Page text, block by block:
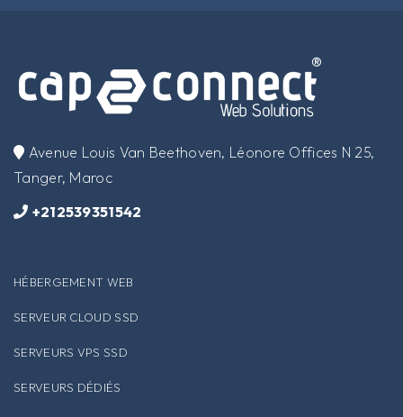
​Avenue Louis Van Beethoven, Léonore Offices N 25,
Tanger, Maroc
+212539351542
HÉBERGEMENT WEB
SERVEUR CLOUD SSD
SERVEURS VPS SSD
SERVEURS DÉDIÉS